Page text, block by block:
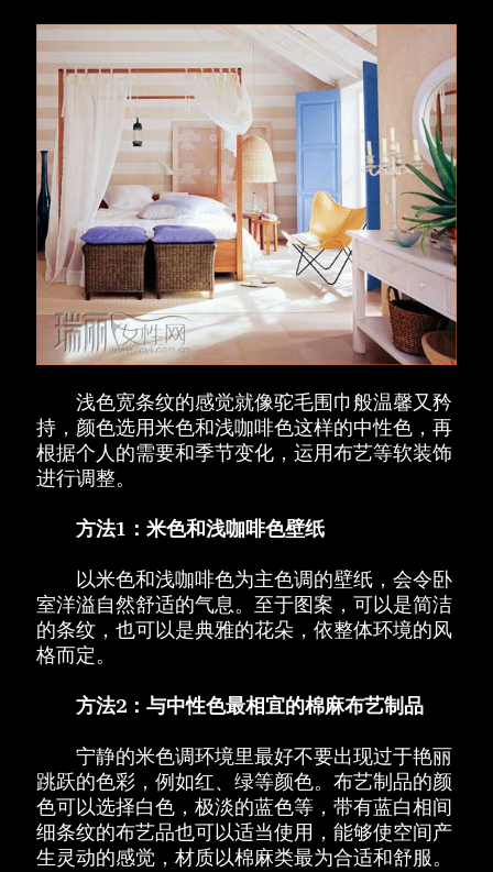
浅色宽条纹的感觉就像驼毛围巾般温馨又矜
持，颜色选用米色和浅咖啡色这样的中性色，再
根据个人的需要和季节变化，运用布艺等软装饰
进行调整。
方法1：米色和浅咖啡色壁纸
以米色和浅咖啡色为主色调的壁纸，会令卧
室洋溢自然舒适的气息。至于图案，可以是简洁
的条纹，也可以是典雅的花朵，依整体环境的风
格而定。
方法2：与中性色最相宜的棉麻布艺制品
宁静的米色调环境里最好不要出现过于艳丽
跳跃的色彩，例如红、绿等颜色。布艺制品的颜
色可以选择白色，极淡的蓝色等，带有蓝白相间
细条纹的布艺品也可以适当使用，能够使空间产
生灵动的感觉，材质以棉麻类最为合适和舒服。